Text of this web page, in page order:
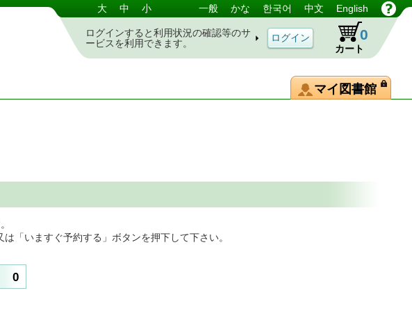
大 中 小 一般 かな 한국어 中文 English
ログインすると利用状況の確認等のサ
ービスを利用できます。
カート
0
マイ図書館
「いますぐ予約する」ボタンを押下して下さい。
0